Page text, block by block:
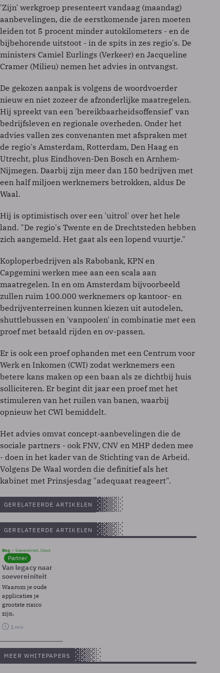
'Zijn' werkgroep presenteert vandaag (maandag)
aanbevelingen, die de eerstkomende jaren moeten
leiden tot 5 procent minder autokilometers - en de
bijbehorende uitstoot - in de spits in zes regio's. De
ministers Camiel Eurlings (Verkeer) en Jacqueline
Cramer (Milieu) nemen het advies in ontvangst.
De gekozen aanpak is volgens de woordvoerder
nieuw en niet zozeer de afzonderlijke maatregelen.
Hij spreekt van een 'bereikbaarheidsoffensief' van
bedrijfsleven en regionale overheden. Onder het
advies vallen zes convenanten met afspraken met
de regio's Amsterdam, Rotterdam, Den Haag en
Utrecht, plus Eindhoven-Den Bosch en Arnhem-
Nijmegen. Daarbij zijn meer dan 150 bedrijven met
een half miljoen werknemers betrokken, aldus De
Waal.
Hij is optimistisch over een 'uitrol' over het hele
land. "De regio's Twente en de Drechtsteden hebben
zich aangemeld. Het gaat als een lopend vuurtje."
Koploperbedrijven als Rabobank, KPN en
Capgemini werken mee aan een scala aan
maatregelen. In en om Amsterdam bijvoorbeeld
zullen ruim 100.000 werknemers op kantoor- en
bedrijventerreinen kunnen kiezen uit autodelen,
shuttlebussen en 'vanpoolen' in combinatie met een
proef met betaald rijden en ov-passen.
Er is ook een proef ophanden met een Centrum voor
Werk en Inkomen (CWI) zodat werknemers een
betere kans maken op een baan als ze dichtbij huis
solliciteren. Er begint dit jaar een proef met het
stimuleren van het ruilen van banen, waarbij
opnieuw het CWI bemiddelt.
Het advies omvat concept-aanbevelingen die de
sociale partners - ook FNV, CNV en MHP deden mee
- doen in het kader van de Stichting van de Arbeid.
Volgens De Waal worden die definitief als het
kabinet met Prinsjesdag "adequaat reageert".
GERELATEERDE ARTIKELEN
GERELATEERDE ARTIKELEN
Blog Soevereinteit, Cloud
Partner
Van legacy naar
soevereiniteit
Waarom je oude
applicaties je
grootste risico
zijn.
1 min
MEER WHITEPAPERS